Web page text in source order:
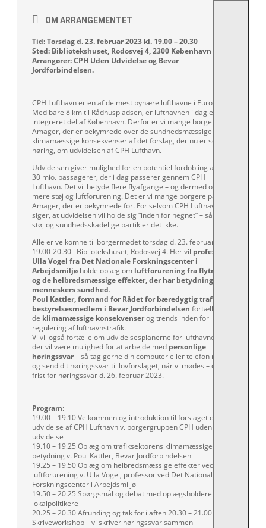
KONTAKT
FÅ VORES NYHEDSBREV
KONTAKT
OM FORENINGEN
OM ARRANGEMENTET
Tid: Torsdag d. 23. februar 2023 kl. 19.00 – 20.30
Sted: Bibliotekshuset, Rodosvej 4, 2300 København S
Arrangører: CPH Uden Udvidelse og Bevar
Jordforbindelsen.
CPH Lufthavn er en af de mest bynære lufthavne i Europa.
Med bare 8 km til Rådhuspladsen, er lufthavnen i dag en
integreret del af København. Derfor er vi mange borgere på
Amager, der er bekymrede over de sundhedsmæssige og
klimamæssige konsekvenser af det forslag, der nu er sendt i
høring, om udvidelsen af CPH Lufthavn.
Udvidelsen giver mulighed for en potentiel fordobling af de
30 mio. passagerer, der i dag passerer gennem CPH
Lufthavn. Det vil betyde flere flyafgange – og dermed også
mere støj og luftforurening. Det er vi mange borgere på
Amager, der er bekymrede for. For selvom CPH Lufthavn
siger, at udvidelsen vil holde sig “inden for hegnet” – så gør
støj og sundhedsskadelige partikler det ikke.
Alle er velkomne til borgermødet torsdag d. 23. februar kl.
19.00-20.30 i Bibliotekshuset, Rodosvej 4. Her vil professor
Ulla Vogel fra Det Nationale Forskningscenter i
Arbejdsmiljø holde oplæg om luftforurening fra flytrafik
og de helbredsmæssige effekter, der har betydning for
menneskers sundhed.
Poul Kattler, formand for Rådet for bæredygtig trafik
bestyrelsesmedlem i Bevar Jordforbindelsen fortæller om
de klimamæssige konsekvenserog trends inden for
regulering af lufthavnstrafik.
Vi vil også fortælle om udvidelsesplanerne for lufthavnen, og
der vil være mulighed for at arbejde med personlige
høringssvar– så tag gerne din computer eller telefon med
og send dit høringssvar til lovforslaget, når vi mødes – der er
frist for høringssvar d. 26. februar 2023.
Program:
19.00 – 19.10 Velkommen og introduktion til forslaget om
udvidelse af CPH Lufthavn v. borgergruppen CPH uden
udvidelse
19.10 – 19.25 Oplæg om trafiksektorens klimamæssige
betydning v. Poul Kattler, Bevar Jordforbindelsen
19.25 – 19.50 Oplæg om helbredsmæssige effekter ved
luftforurening v. Ulla Vogel, professor ved Det Nationale
Forskningscenter i Arbejdsmiljø
19.50 – 20.25 Spørgsmål og debat med oplægsholdere og
lokalpolitikere
20.25 – 20.30 Afrunding og tak for i aften 20.30 – 21.00
Skriveworkshop – vi skriver høringssvar sammen